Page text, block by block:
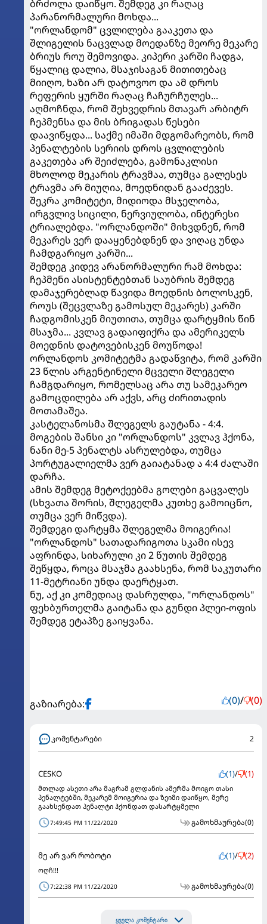
ბრძოლა დაიწყო. შემდეგ კი რაღაც
პარანორმალური მოხდა...
"ორლანდომ" ცვლილება გააკეთა და
შლიგელის ნაცვლად მოედანზე მეორე მეკარე
ბრიუს როუ შემოვიდა. კიპერი კარში ჩადგა,
წყალიც დალია, მსაჯისაგან მითითებაც
მიიღო, ხაზი არ დატოვოო და ამ დროს
რეფერის ყურში რაღაც ჩაჩურჩულეს...
აღმოჩნდა, რომ შეხვედრის მთავარ არბიტრ
ჩეპმენსა და მის ბრიგადას წესები
დაავიწყდა... საქმე იმაში მდგომარეობს, რომ
პენალტების სერიის დროს ცვლილების
გაკეთება არ შეიძლება, გამონაკლისი
მხოლოდ მეკარის ტრავმაა, თუმცა გალესეს
ტრავმა არ მიუღია, მოედნიდან გააძევეს.
შეკრა კომიტეტი, მიდიოდა მსჯელობა,
ირგვლივ სიცილი, ნერვიულობა, ინტერესი
ტრიალებდა. "ორლანდოში" მიხვდნენ, რომ
მეკარეს ვერ დააყენებდნენ და ვიღაც უნდა
ჩამდგარიყო კარში...
შემდეგ კიდევ არანორმალური რამ მოხდა:
ჩეპმენი ასისტენტებთან საუბრის შემდეგ
დამაჯერებლად წავიდა მოედნის ბოლოსკენ,
როუს (შეცვლაზე გამოსულ მეკარეს) კარში
ჩადგომისკენ მიუთითა, თუმცა დარტყმის წინ
მსაჯმა... კვლავ გადაიფიქრა და ამერიკელს
მოედნის დატოვებისკენ მოუწოდა!
ორლანდოს კომიტეტმა გადაწვიტა, რომ კარში
23 წლის არგენტინელი მცველი შლეგელი
ჩამგდარიყო, რომელსაც არა თუ სამეკარეო
გამოცდილება არ აქვს, არც ძირითადის
მოთამაშეა.
კასტელანოსმა შლეგელს გაუტანა - 4:4.
მოგების შანსი კი "ორლანდოს" კვლავ ჰქონა,
ნანი მე-5 პენალტს ასრულებდა, თუმცა
პორტუგალიელმა ვერ გაიატანად ა 4:4 ძალაში
დარჩა.
ამის შემდეგ მეტოქეებმა გოლები გაცვალეს
(სხვათა შორის, შლეგელმა კუთხე გამოიცნო,
თუმცა ვერ მიწვდა).
შემდეგი დარტყმა შლეგელმა მოიგერია!
"ორლანდოს" სათადარიგოთა სკამი ისევ
აფრინდა, სიხარული კი 2 წუთის შემდეგ
შეწყდა, როცა მსაჯმა გაახსენა, რომ საკუთარი
11-მეტრიანი უნდა დაერტყათ.
ნუ, აქ კი კომედიაც დასრულდა, "ორლანდოს"
ფეხბურთელმა გაიტანა და გუნდი პლეი-ოფის
შემდეგ ეტაპზე გაიყვანა.
გაზიარება: (0)/ (0)
კომენტარები 2
CESKO (1)/ (1)
მთლად ასეთი არა მაგრამ გლდანის ამერმა მოიგო თასი
პენალტებში, მეკარემ მოიგერია და ზეიმი დაიწყო, მერე
გაახსენდათ პენალტი ჰქონდათ დასარტყმელი
7:49:45 PM 11/22/2020 გამოხმაურება(0)
მე არ ვარ რობოტი (1)/ (2)
ოღჩ!!!
7:22:38 PM 11/22/2020 გამოხმაურება(0)
ყველა კომენტარი